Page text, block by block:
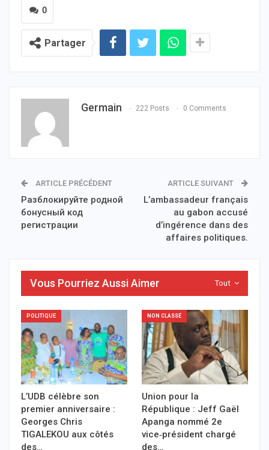
0
Partager
Germain 222 Posts 0 Comments
ARTICLE PRÉCÉDENT
Разблокируйте родной
бонусный код
регистрации
ARTICLE SUIVANT
L’ambassadeur français
au gabon accusé
d’ingérence dans des
affaires politiques.
Tout
Vous Pourriez Aussi Aimer
POLITIQUE
L’UDB célèbre son
premier anniversaire :
Georges Chris
TIGALEKOU aux côtés
des…
NON CLASSÉ
Union pour la
République : Jeff Gaël
Apanga nommé 2e
vice‑président chargé
des…